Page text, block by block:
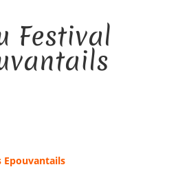
Festival
Epouvantails